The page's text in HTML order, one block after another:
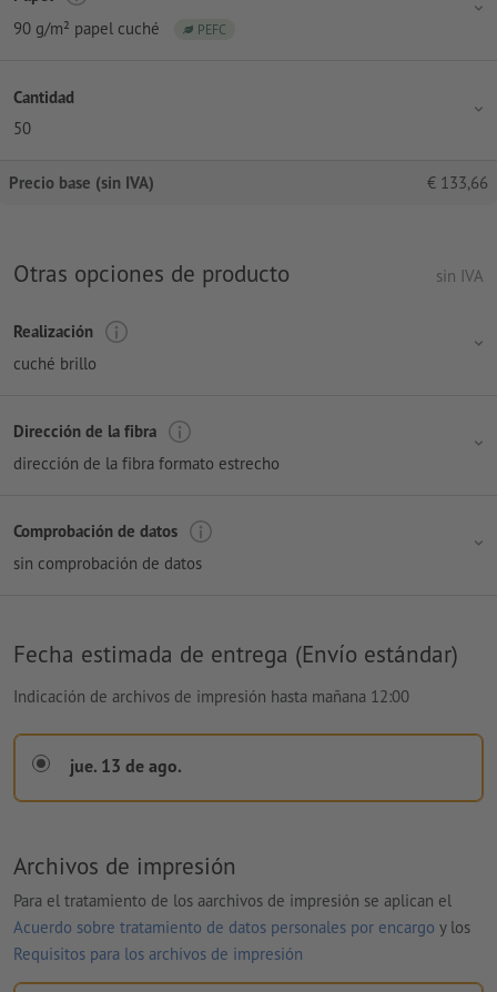
90 g/m² papel cuché
PEFC
Cantidad
50
Precio base (sin IVA) € 133,66
Otras opciones de producto sin IVA
Realización
cuché brillo
Dirección de la fibra
dirección de la fibra formato estrecho
Comprobación de datos
sin comprobación de datos
Fecha estimada de entrega (Envío estándar)
Indicación de archivos de impresión hasta mañana 12:00
jue. 13 de ago.
Archivos de impresión
Para el tratamiento de los aarchivos de impresión se aplican el
Acuerdo sobre tratamiento de datos personales por encargo y los
Requisitos para los archivos de impresión